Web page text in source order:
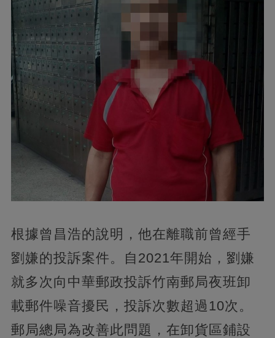
根據曾昌浩的說明，他在離職前曾經手
劉嫌的投訴案件。自2021年開始，劉嫌
就多次向中華郵政投訴竹南郵局夜班卸
載郵件噪音擾民，投訴次數超過10次。
郵局總局為改善此問題，在卸貨區鋪設